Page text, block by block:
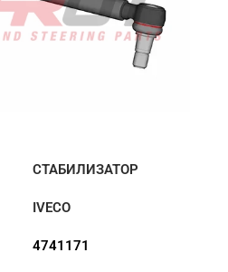
СТАБИЛИЗАТОР
IVECO
4741171